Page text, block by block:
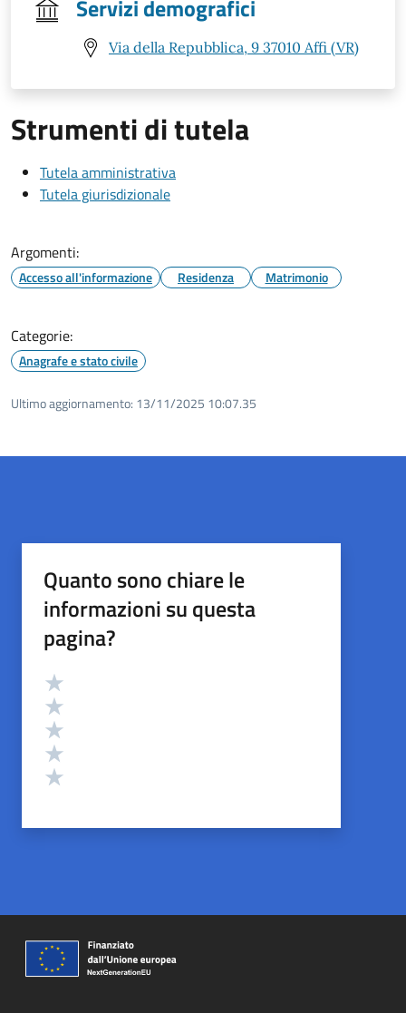
Servizi demografici
Via della Repubblica, 9 37010 Affi (VR)
Strumenti di tutela
Tutela amministrativa
Tutela giurisdizionale
Argomenti:
Accesso all'informazione Residenza Matrimonio
Categorie:
Anagrafe e stato civile
Ultimo aggiornamento: 13/11/2025 10:07.35
Quanto sono chiare le
informazioni su questa
pagina?
Valutazione